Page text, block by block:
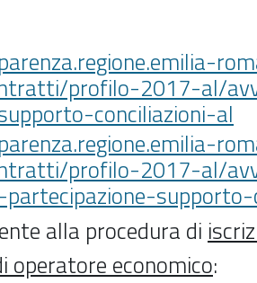
profilo-2017-al/
conciliazioni-al
profilo-2017-al/
alla procedura di
operatore economico: